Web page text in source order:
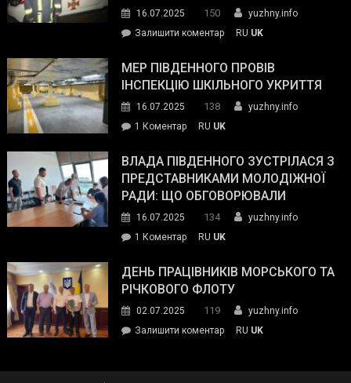
силових
та
органів:
«Наш
спільний
окупанти.
Маємо
діяти
команда
16.07.2025 150
yuzhny.info
Залишити коментарon
ДСНС
власноруч
пожежу
у
RU UK
МЕР ПІВДЕННОГО ПРОВІВ
ІНСПЕКЦІЮ ШКІЛЬНОГО УКРИТТЯ
16.07.2025 138
yuzhny.info
1 Коментардо
Південного
провів
інспекцію
укриття
RU UK
ВЛАДА ПІВДЕННОГО ЗУСТРІЛАСЯ З
ПРЕДСТАВНИКАМИ МОЛОДІЖНОЇ
РАДИ: ЩО ОБГОВОРЮВАЛИ
16.07.2025 134
yuzhny.info
1 Коментардо
Південного
зустрілася
представниками
молодіжної
RU UK
ДЕНЬ ПРАЦІВНИКІВ МОРСЬКОГО ТА
РІЧКОВОГО ФЛОТУ
02.07.2025 119
yuzhny.info
Залишити коментарon
RU UK